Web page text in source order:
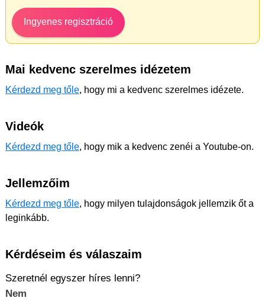
Ingyenes regisztráció
Mai kedvenc szerelmes idézetem
Kérdezd meg tőle, hogy mi a kedvenc szerelmes idézete.
Videók
Kérdezd meg tőle, hogy mik a kedvenc zenéi a Youtube-on.
Jellemzőim
Kérdezd meg tőle, hogy milyen tulajdonságok jellemzik őt a
leginkább.
Kérdéseim és válaszaim
Szeretnél egyszer híres lenni?
Nem